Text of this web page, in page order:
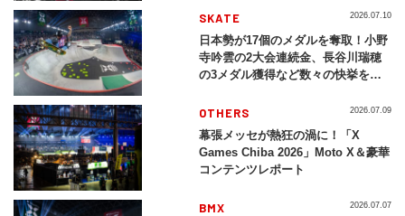
SKATE
日本勢が17個のメダルを奪取！小野
寺吟雲の2大会連続金、長谷川瑞穂
の3メダル獲得など数々の快挙をプ
2026」
2026.07.10
OTHERS
幕張メッセが熱狂の渦に！「X
Games Chiba 2026」Moto X＆豪華
コンテンツレポート
2026.07.09
BMX 2026.07.07